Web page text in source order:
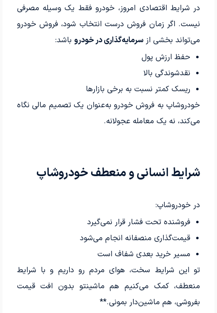
در شرایط اقتصادی امروز، خودرو فقط یک وسیله مصرفی
نیست. اگر زمان فروش درست انتخاب شود، فروش خودرو
می‌تواند بخشی از سرمایه‌گذاری در خودروباشد:
حفظ ارزش پول
نقدشوندگی بالا
ریسک کمتر نسبت به برخی بازارها
خودروشاپ به فروش خودرو به‌عنوان یک تصمیم مالی نگاه
می‌کند، نه یک معامله عجولانه.
شرایط انسانی و منعطف خودروشاپ
در خودروشاپ:
فروشنده تحت فشار قرار نمی‌گیرد
قیمت‌گذاری منصفانه انجام می‌شود
مسیر خرید بعدی شفاف است
تو این شرایط سخت، هوای مردم رو داریم و با شرایط
منعطف، کمک می‌کنیم هم ماشینتو بدون افت قیمت
بفروشی، هم ماشین‌دار بمونی.**